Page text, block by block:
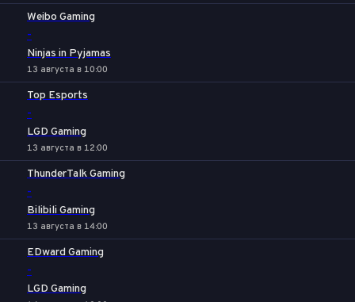
Weibo Gaming
-
Ninjas in Pyjamas
13 августа в 10:00
Top Esports
-
LGD Gaming
13 августа в 12:00
ThunderTalk Gaming
-
Bilibili Gaming
13 августа в 14:00
EDward Gaming
-
LGD Gaming